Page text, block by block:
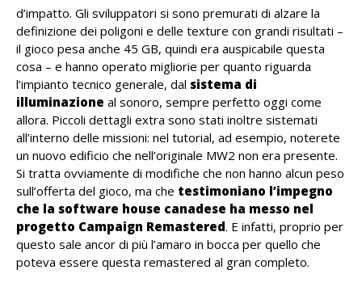
d’impatto. Gli sviluppatori si sono premurati di alzare la
definizione dei poligoni e delle texture con grandi risultati –
il gioco pesa anche 45 GB, quindi era auspicabile questa
cosa – e hanno operato migliorie per quanto riguarda
l’impianto tecnico generale, dal sistema di
illuminazione al sonoro, sempre perfetto oggi come
allora. Piccoli dettagli extra sono stati inoltre sistemati
all’interno delle missioni: nel tutorial, ad esempio, noterete
un nuovo edificio che nell’originale MW2 non era presente.
Si tratta ovviamente di modifiche che non hanno alcun peso
sull’offerta del gioco, ma che testimoniano l’impegno
che la software house canadese ha messo nel
progetto Campaign Remastered. E infatti, proprio per
questo sale ancor di più l’amaro in bocca per quello che
poteva essere questa remastered al gran completo.